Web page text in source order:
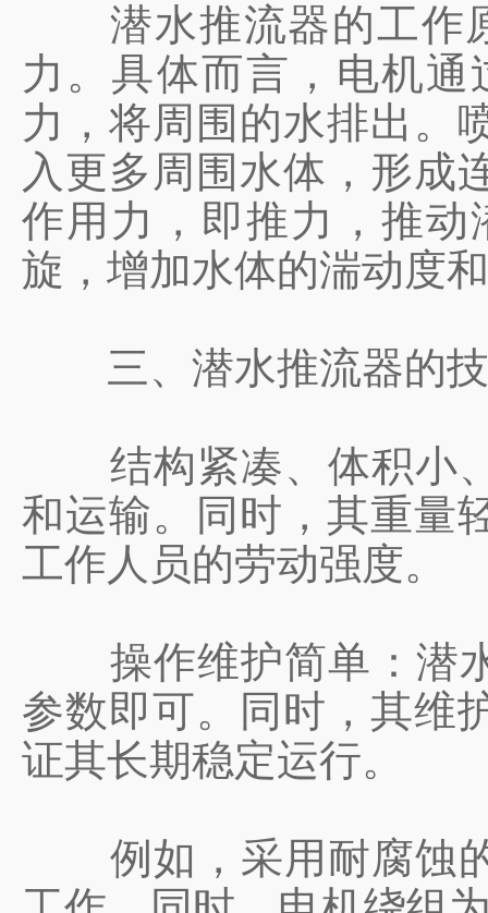
潜水推流器的工作原
力。具体而言，电机
力，将周围的水排出。
入更多周围水体，形成
作用力，即推力，推
旋，增加水体的湍动度
三、潜水推流器的技
结构紧凑、体积小、
和运输。同时，其重量
工作人员的劳动强度。
操作维护简单‌：潜水
参数即可。同时，其维
证其长期稳定运行。
例如，采用耐腐蚀的